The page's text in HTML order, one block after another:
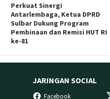
Perkuat Sinergi
Antarlembaga, Ketua DPRD
Sulbar Dukung Program
Pembinaan dan Remisi HUT RI
ke-81
JARINGAN SOCIAL
Facebook